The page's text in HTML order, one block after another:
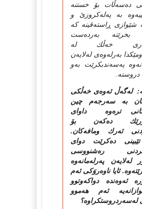
ده‌سه‌ڵات بۆ خستنه‌
به‌ په‌له‌كروزێ و
شێوازی ڕاسته‌قینه‌ كه‌
بخرێته‌ به‌رده‌ست
خه‌ڵك له‌
به‌رله‌وه‌ی له‌لایه‌ن
په‌سه‌ندبكرێت به‌و
دروسته‌.
له‌گه‌ڵ ئه‌وه‌ی خه‌ڵكی
به‌ سه‌رجه‌م چین
تره‌وه‌ داوای
ده‌كه‌ن بۆ
ئه‌رك ومافه‌كان.
تێبینی ده‌كرێت دوای
ره‌شنووسی
له‌لایه‌ن په‌رله‌مانه‌وه‌
ئایا ناوه‌روَكی ئه‌م
ئه‌وه‌نده‌ دواكه‌وتوو
ئه‌م هه‌موو
له‌سه‌ردروستكراوه‌؟